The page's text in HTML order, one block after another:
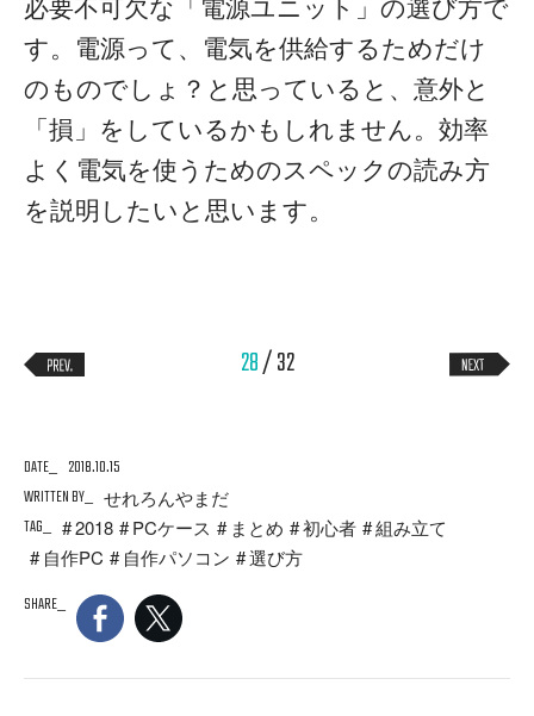
必要不可欠な「電源ユニット」の選び方で
す。電源って、電気を供給するためだけ
のものでしょ？と思っていると、意外と
「損」をしているかもしれません。効率
よく電気を使うためのスペックの読み方
を説明したいと思います。
28/ 32
DATE
2018.10.15
WRITTEN BY
せれろんやまだ
TAG
2018 PCケース まとめ 初心者
組み立て
自作PC
自作パソコン
選び方
SHARE